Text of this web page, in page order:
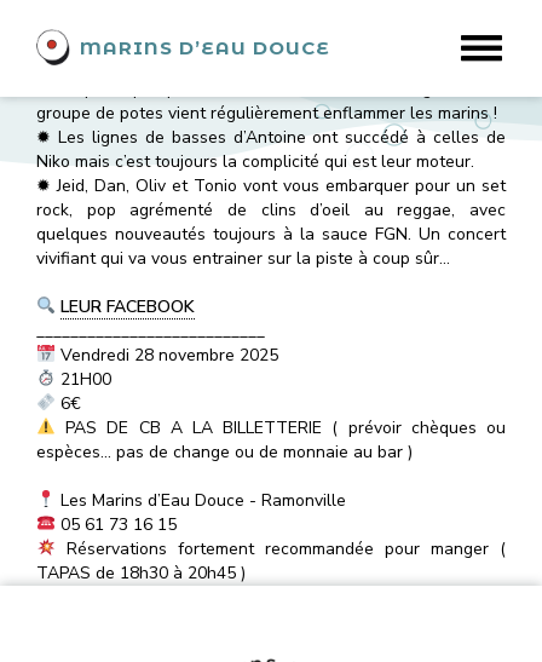
MARINS D’EAU DOUCE
Événement du 28
novembre 2025
groupe de potes vient régulièrement enflammer les marins !
✹ Les lignes de basses d’Antoine ont succédé à celles de
Niko mais c’est toujours la complicité qui est leur moteur.
✹ Jeid, Dan, Oliv et Tonio vont vous embarquer pour un set
rock, pop agrémenté de clins d’oeil au reggae, avec
quelques nouveautés toujours à la sauce FGN. Un concert
vivifiant qui va vous entrainer sur la piste à coup sûr...
LEUR FACEBOOK
___________________________
Vendredi 28 novembre 2025
21H00
6€
PAS DE CB A LA BILLETTERIE ( prévoir chèques ou
espèces... pas de change ou de monnaie au bar )
Les Marins d’Eau Douce - Ramonville
05 61 73 16 15
Réservations fortement recommandée pour manger (
TAPAS de 18h30 à 20h45 )